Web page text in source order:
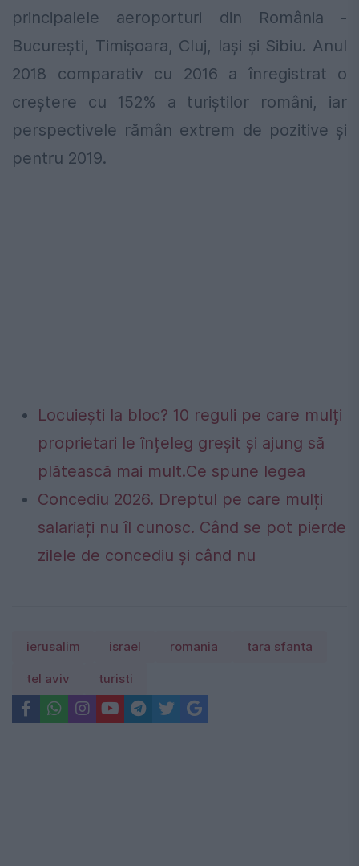
principalele aeroporturi din România -
București, Timișoara, Cluj, Iași și Sibiu. Anul
2018 comparativ cu 2016 a înregistrat o
creștere cu 152% a turiștilor români, iar
perspectivele rămân extrem de pozitive și
pentru 2019.
Locuiești la bloc? 10 reguli pe care mulți
proprietari le înțeleg greșit și ajung să
plătească mai mult.Ce spune legea
Concediu 2026. Dreptul pe care mulți
salariați nu îl cunosc. Când se pot pierde
zilele de concediu și când nu
ierusalim israel romania tara sfanta
tel aviv turisti